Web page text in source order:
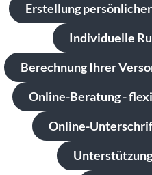
Erstellung
Individuelle
Berechnung Ihrer
Online-Beratung -
Online-